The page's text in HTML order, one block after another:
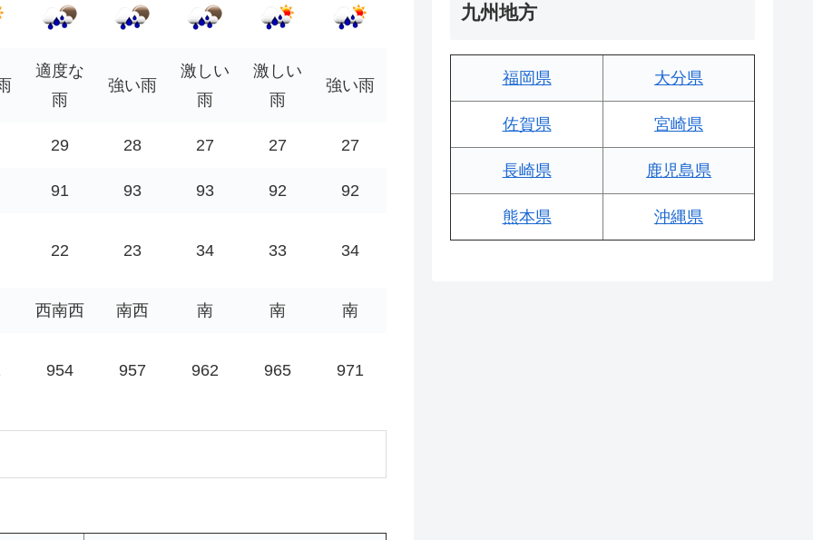
適度な
雨
強い雨
激しい
雨
激しい
雨
強い雨
29 28 27 27 27
91 93 93 92 92
22 23 34 33 34
西南西 南西 南 南 南
954 957 962 965 971
九州地方
福岡県 大分県
佐賀県 宮崎県
長崎県 鹿児島県
熊本県 沖縄県